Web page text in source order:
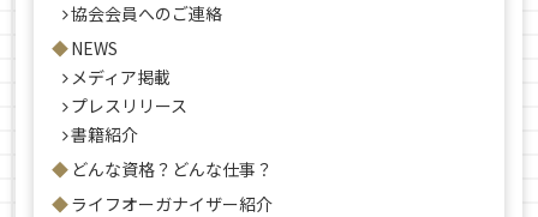
協会会員へのご連絡
NEWS
メディア掲載
プレスリリース
書籍紹介
どんな資格？どんな仕事？
ライフオーガナイザー紹介